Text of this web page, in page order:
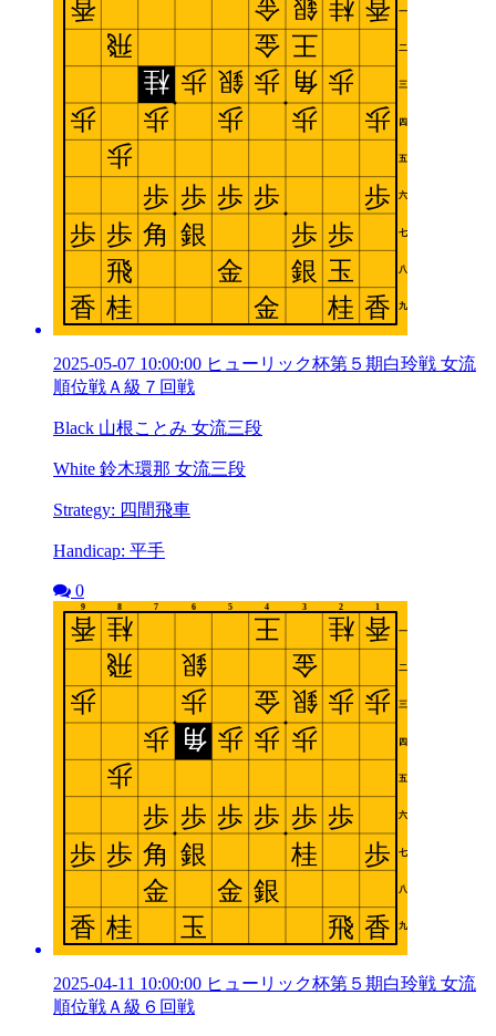
2025-05-07 10:00:00 ヒューリック杯第５期白玲戦 女流
順位戦Ａ級７回戦
Black 山根ことみ 女流三段
White 鈴木環那 女流三段
Strategy: 四間飛車
Handicap: 平手
0
2025-04-11 10:00:00 ヒューリック杯第５期白玲戦 女流
順位戦Ａ級６回戦